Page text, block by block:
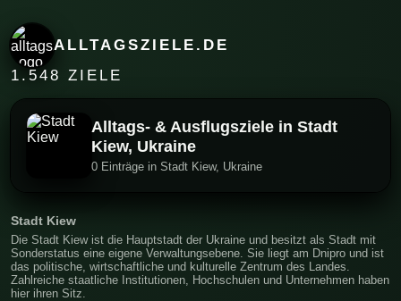
ALLTAGSZIELE.DE
1.548 ZIELE
Alltags- & Ausflugsziele in Stadt
Kiew, Ukraine
0 Einträge in Stadt Kiew, Ukraine
Stadt Kiew
Die Stadt Kiew ist die Hauptstadt der Ukraine und besitzt als Stadt mit
Sonderstatus eine eigene Verwaltungsebene. Sie liegt am Dnipro und ist
das politische, wirtschaftliche und kulturelle Zentrum des Landes.
Zahlreiche staatliche Institutionen, Hochschulen und Unternehmen haben
hier ihren Sitz.